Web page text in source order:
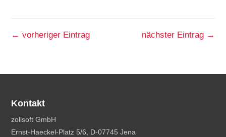
←vorheriger Eintrag nächster Eintrag→
Kontakt
zollsoft GmbH
Ernst-Haeckel-Platz 5/6, D-07745 Jena